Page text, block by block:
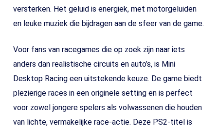
versterken. Het geluid is energiek, met motorgeluiden
en leuke muziek die bijdragen aan de sfeer van de game.
Voor fans van racegames die op zoek zijn naar iets
anders dan realistische circuits en auto’s, is Mini
Desktop Racing een uitstekende keuze. De game biedt
plezierige races in een originele setting en is perfect
voor zowel jongere spelers als volwassenen die houden
van lichte, vermakelijke race-actie. Deze PS2-titel is